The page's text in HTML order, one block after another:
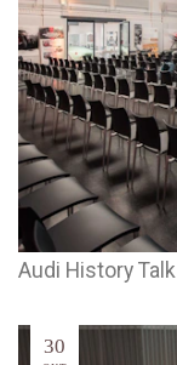
Audi History Talk
30